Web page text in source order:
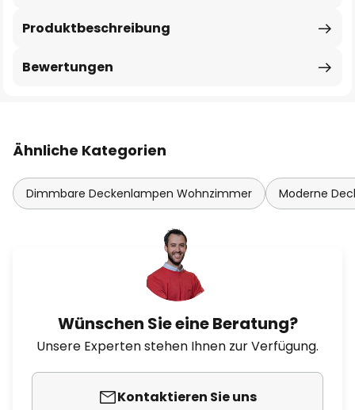
Produktbeschreibung
Bewertungen
Ähnliche Kategorien
Dimmbare Deckenlampen Wohnzimmer Moderne
Wünschen Sie eine Beratung?
Unsere Experten stehen Ihnen zur Verfügung.
Kontaktieren Sie uns